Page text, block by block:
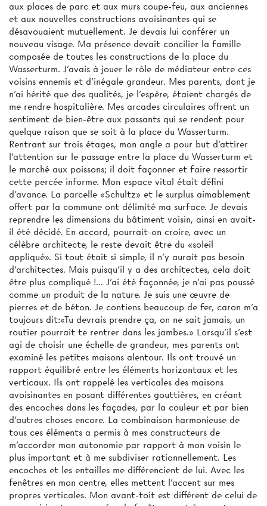
aux places de parc et aux murs coupe-feu, aux anciennes
et aux nouvelles constructions avoisinantes qui se
désavouaient mutuellement. Je devais lui conférer un
nouveau visage. Ma présence devait concilier la famille
composée de toutes les constructions de la place du
Wasserturm. J'avais à jouer le rôle de médiateur entre ces
voisins ennemis et d'inégale grandeur. Mes parents, dont je
n'ai hérité que des qualités, je l'espère, étaient chargés de
me rendre hospitalière. Mes arcades circulaires offrent un
sentiment de bien-être aux passants qui se rendent pour
quelque raison que se soit à la place du Wasserturm.
Rentrant sur trois étages, mon angle a pour but d'attirer
l'attention sur le passage entre la place du Wasserturm et
le marché aux poissons; il doit façonner et faire ressortir
cette percée informe. Mon espace vital était défini
d'avance. La parcelle «Schultz» et le surplus aimablement
offert par la commune ont délimité ma surface. Je devais
reprendre les dimensions du bâtiment voisin, ainsi en avait-
il été décidé. En accord, pourrait-on croire, avec un
célèbre architecte, le reste devait être du «soleil
appliqué». Si tout était si simple, il n'y aurait pas besoin
d'architectes. Mais puisqu'il y a des architectes, cela doit
être plus compliqué !... J'ai été façonnée, je n'ai pas poussé
comme un produit de la nature. Je suis une œuvre de
pierres et de béton. Je contiens beaucoup de fer, caron m'a
toujours dit:«Tu devrais prendre ça, on ne sait jamais, un
routier pourrait te rentrer dans les jambes.» Lorsqu'il s'est
agi de choisir une échelle de grandeur, mes parents ont
examiné les petites maisons alentour. Ils ont trouvé un
rapport équilibré entre les éléments horizontaux et les
verticaux. Ils ont rappelé les verticales des maisons
avoisinantes en posant différentes gouttières, en créant
des encoches dans les façades, par la couleur et par bien
d’autres choses encore. La combinaison harmonieuse de
tous ces éléments a permis à mes constructeurs de
m'accorder mon autonomie par rapport à mon voisin le
plus important et à me subdiviser rationnellement. Les
encoches et les entailles me différencient de lui. Avec les
fenêtres en mon centre, elles mettent l’accent sur mes
propres verticales. Mon avant-toit est différent de celui de